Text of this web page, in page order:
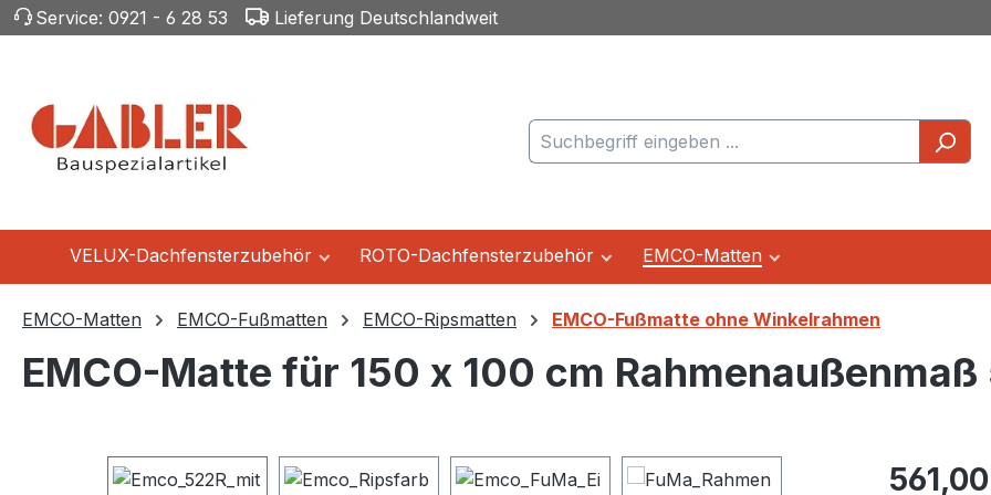
Hauptinhalt springen
Zur Suche springen
Zur Hauptnavigation springen
Service: 0921 - 6 28 53 Lieferung Deutschlandweit
VELUX-Dachfensterzubehör ROTO-Dachfensterzubehör EMCO-Matten
EMCO-Matten EMCO-Fußmatten EMCO-Ripsmatten EMCO-Fußmatte ohne Winkelrahmen
EMCO-Matte für 150 x 100 cm Rahmenaußenmaß
Bildergalerie überspringen Regulärer